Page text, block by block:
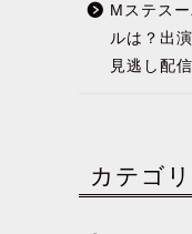
Mステス
ルは？出
見逃し配
カテゴ